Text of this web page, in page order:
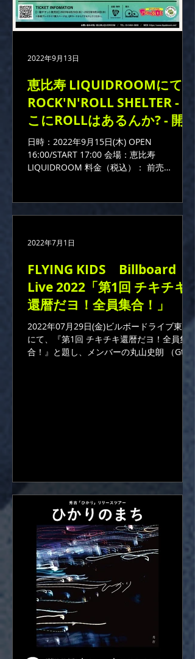
恵比寿 LIQUIDROOMにて
ROCK'N'ROLL SHELTER - そ
こにROLLはあるんか? - 開催
決定！
日時：2022年9月15日(木) OPEN
16:00/START 17:00 会場：恵比寿
LIQUIDROOM 料金（税込）： 前売
暮‟shake”武彦) 他
2022年9月13日
FLYING KIDS Billboard
Live 2022「第1回 チキチキ
還暦だヨ！全員集合！」
2022年07月29日(金)ビルボードライブ東京
にて、『第1回 チキチキ還暦だヨ！全員集
合！』と題し、メンバーの丸山史朗 （Gt.）
と中園浩之（Dr.）の還暦をお祝いするライ
2022年7月1日